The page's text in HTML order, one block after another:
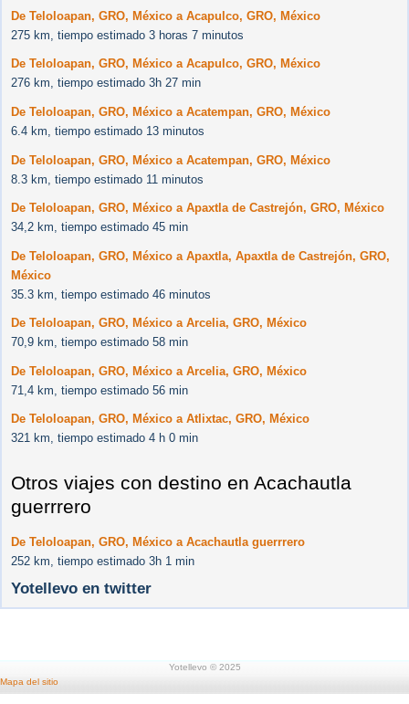
De Teloloapan, GRO, México a Acapulco, GRO, México
275 km, tiempo estimado 3 horas 7 minutos
De Teloloapan, GRO, México a Acapulco, GRO, México
276 km, tiempo estimado 3h 27 min
De Teloloapan, GRO, México a Acatempan, GRO, México
6.4 km, tiempo estimado 13 minutos
De Teloloapan, GRO, México a Acatempan, GRO, México
8.3 km, tiempo estimado 11 minutos
De Teloloapan, GRO, México a Apaxtla de Castrejón, GRO, México
34,2 km, tiempo estimado 45 min
De Teloloapan, GRO, México a Apaxtla, Apaxtla de Castrejón, GRO,
México
35.3 km, tiempo estimado 46 minutos
De Teloloapan, GRO, México a Arcelia, GRO, México
70,9 km, tiempo estimado 58 min
De Teloloapan, GRO, México a Arcelia, GRO, México
71,4 km, tiempo estimado 56 min
De Teloloapan, GRO, México a Atlixtac, GRO, México
321 km, tiempo estimado 4 h 0 min
Otros viajes con destino en Acachautla
guerrrero
De Teloloapan, GRO, México a Acachautla guerrrero
252 km, tiempo estimado 3h 1 min
Yotellevo en twitter
Yotellevo © 2025
Mapa del sitio